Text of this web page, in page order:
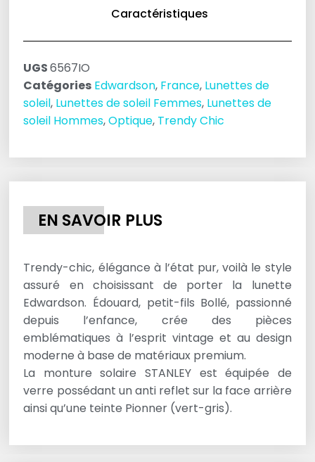
Caractéristiques
UGS6567IO
Catégories Edwardson, France, Lunettes de
soleil, Lunettes de soleil Femmes, Lunettes de
soleil Hommes,Optique, Trendy Chic
EN SAVOIR PLUS
Trendy-chic, élégance à l’état pur, voilà le style
assuré en choisissant de porter la lunette
Edwardson. Édouard, petit-fils Bollé, passionné
depuis l’enfance, crée des pièces
emblématiques à l’esprit vintage et au design
moderne à base de matériaux premium.
La monture solaire STANLEY est équipée de
verre possédant un anti reflet sur la face arrière
ainsi qu’une teinte Pionner (vert-gris).